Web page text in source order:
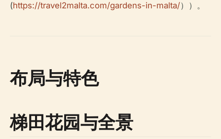
(https://travel2malta.com/gardens-in-malta/））。
布局与特色
梯田花园与全景